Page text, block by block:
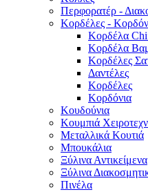
Περφορατέρ -
Κορδέλες -
Κορδέλα
Κορδέλα
Κορδέλες
Δαντέλες
Κορδέλες
Κορδόνια
Κουδούνια
Κουμπιά
Μεταλλικά Κουτιά
Μπουκάλια
Ξύλινα Αντικείμενα
Ξύλινα
Πινέλα